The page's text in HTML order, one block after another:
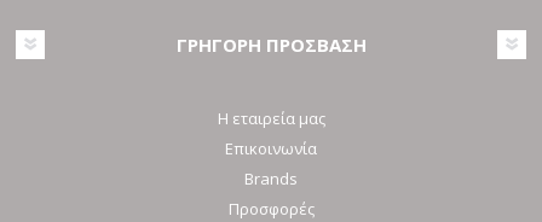
ΓΡΗΓΟΡΗ ΠΡΟΣΒΑΣΗ
Η εταιρεία μας
Επικοινωνία
Brands
Προσφορές